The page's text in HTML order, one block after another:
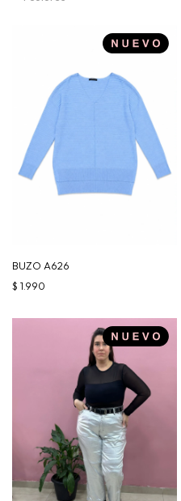
BUZO A626
$ 1.990